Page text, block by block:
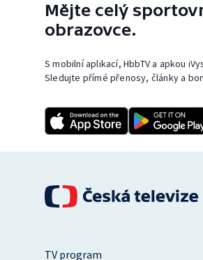
Mějte celý
obrazovce.
S mobilní aplikací, HbbTV a apkou
Sledujte přímé přenosy, články a
TV program